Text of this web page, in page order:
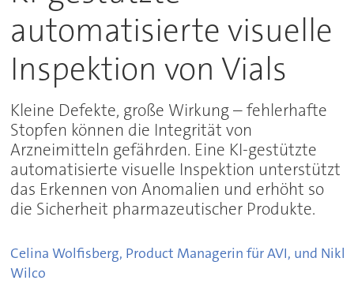
automatisierte visuelle
Inspektion von Vials
Kleine Defekte, große Wirkung – fehlerhafte
Stopfen können die Integrität von
Arzneimitteln gefährden. Eine KI-gestützte
automatisierte visuelle Inspektion unterstützt
das Erkennen von Anomalien und erhöht so
die Sicherheit pharmazeutischer Produkte.
Celina Wolfisberg, Product Managerin für AVI, und
Wilco